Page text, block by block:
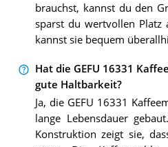
brauchst, kannst du den
sparst du wertvollen Platz
kannst sie bequem
Hat die GEFU 16331
gute Haltbarkeit?
Ja, die GEFU 16331
lange Lebensdauer
Konstruktion zeigt sie,